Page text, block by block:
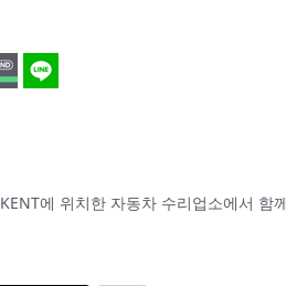
KENT에 위치한 자동차 수리업소에서 함